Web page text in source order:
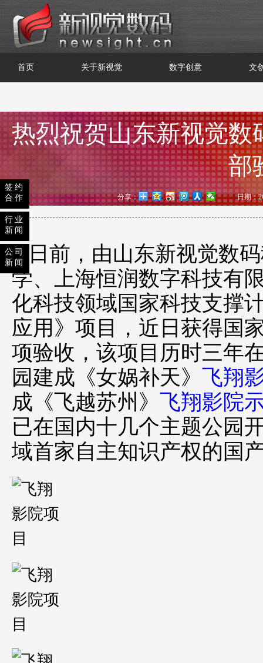
首页 关于新视觉 数字创意 文
热烈祝贺山东新视觉数
部
分享： 日期：
日前，由山东新视觉数
学、上海恒润数字科技有
化科技领域国家科技支撑
应用》项目，近日获得国
项验收，该项目历时三年
园建成《女娲补天》 飞翔
成《飞越苏州》 飞翔影院
已在国内十几个主题公园
域首家自主知识产权的国
签约
合作
行业
新闻
公司
新闻